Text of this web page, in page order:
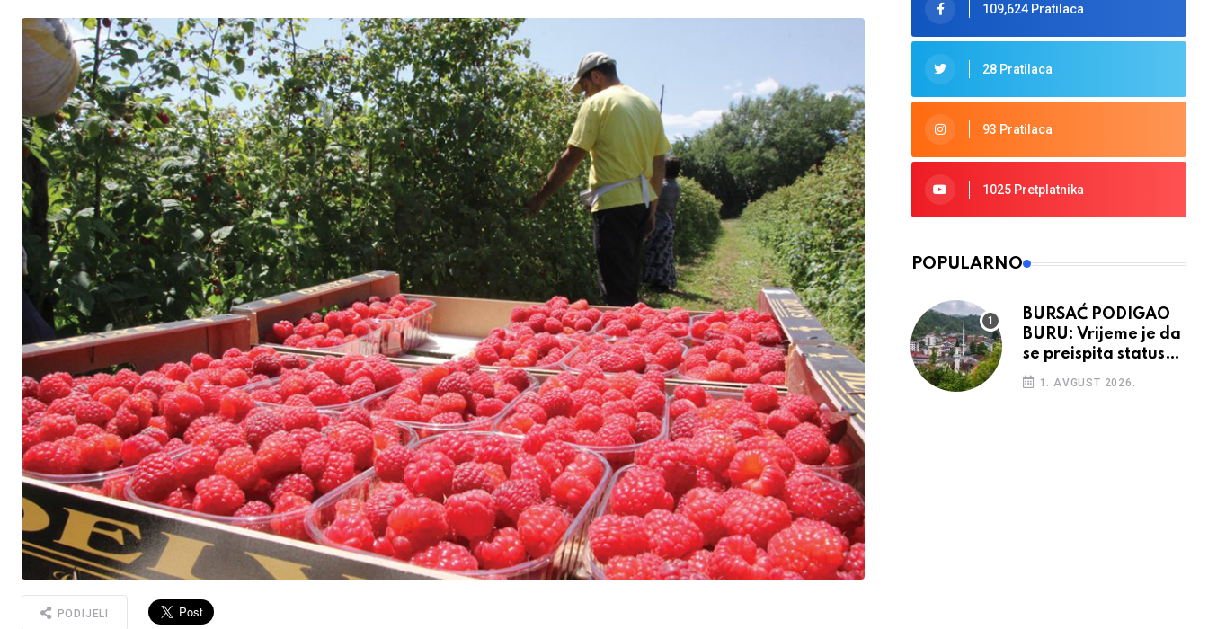
PODIJELI
109,624 Pratilaca
28 Pratilaca
93 Pratilaca
1025 Pretplatnika
POPULARNO
BURSAĆ PODIGAO
BURU: Vrijeme je da
se preispita status
Srebrenice u RS
1. AVGUST 2026.